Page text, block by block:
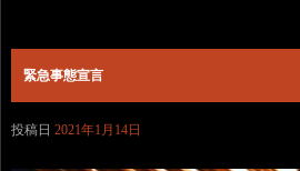
緊急事態宣言
投稿日 2021年1月14日